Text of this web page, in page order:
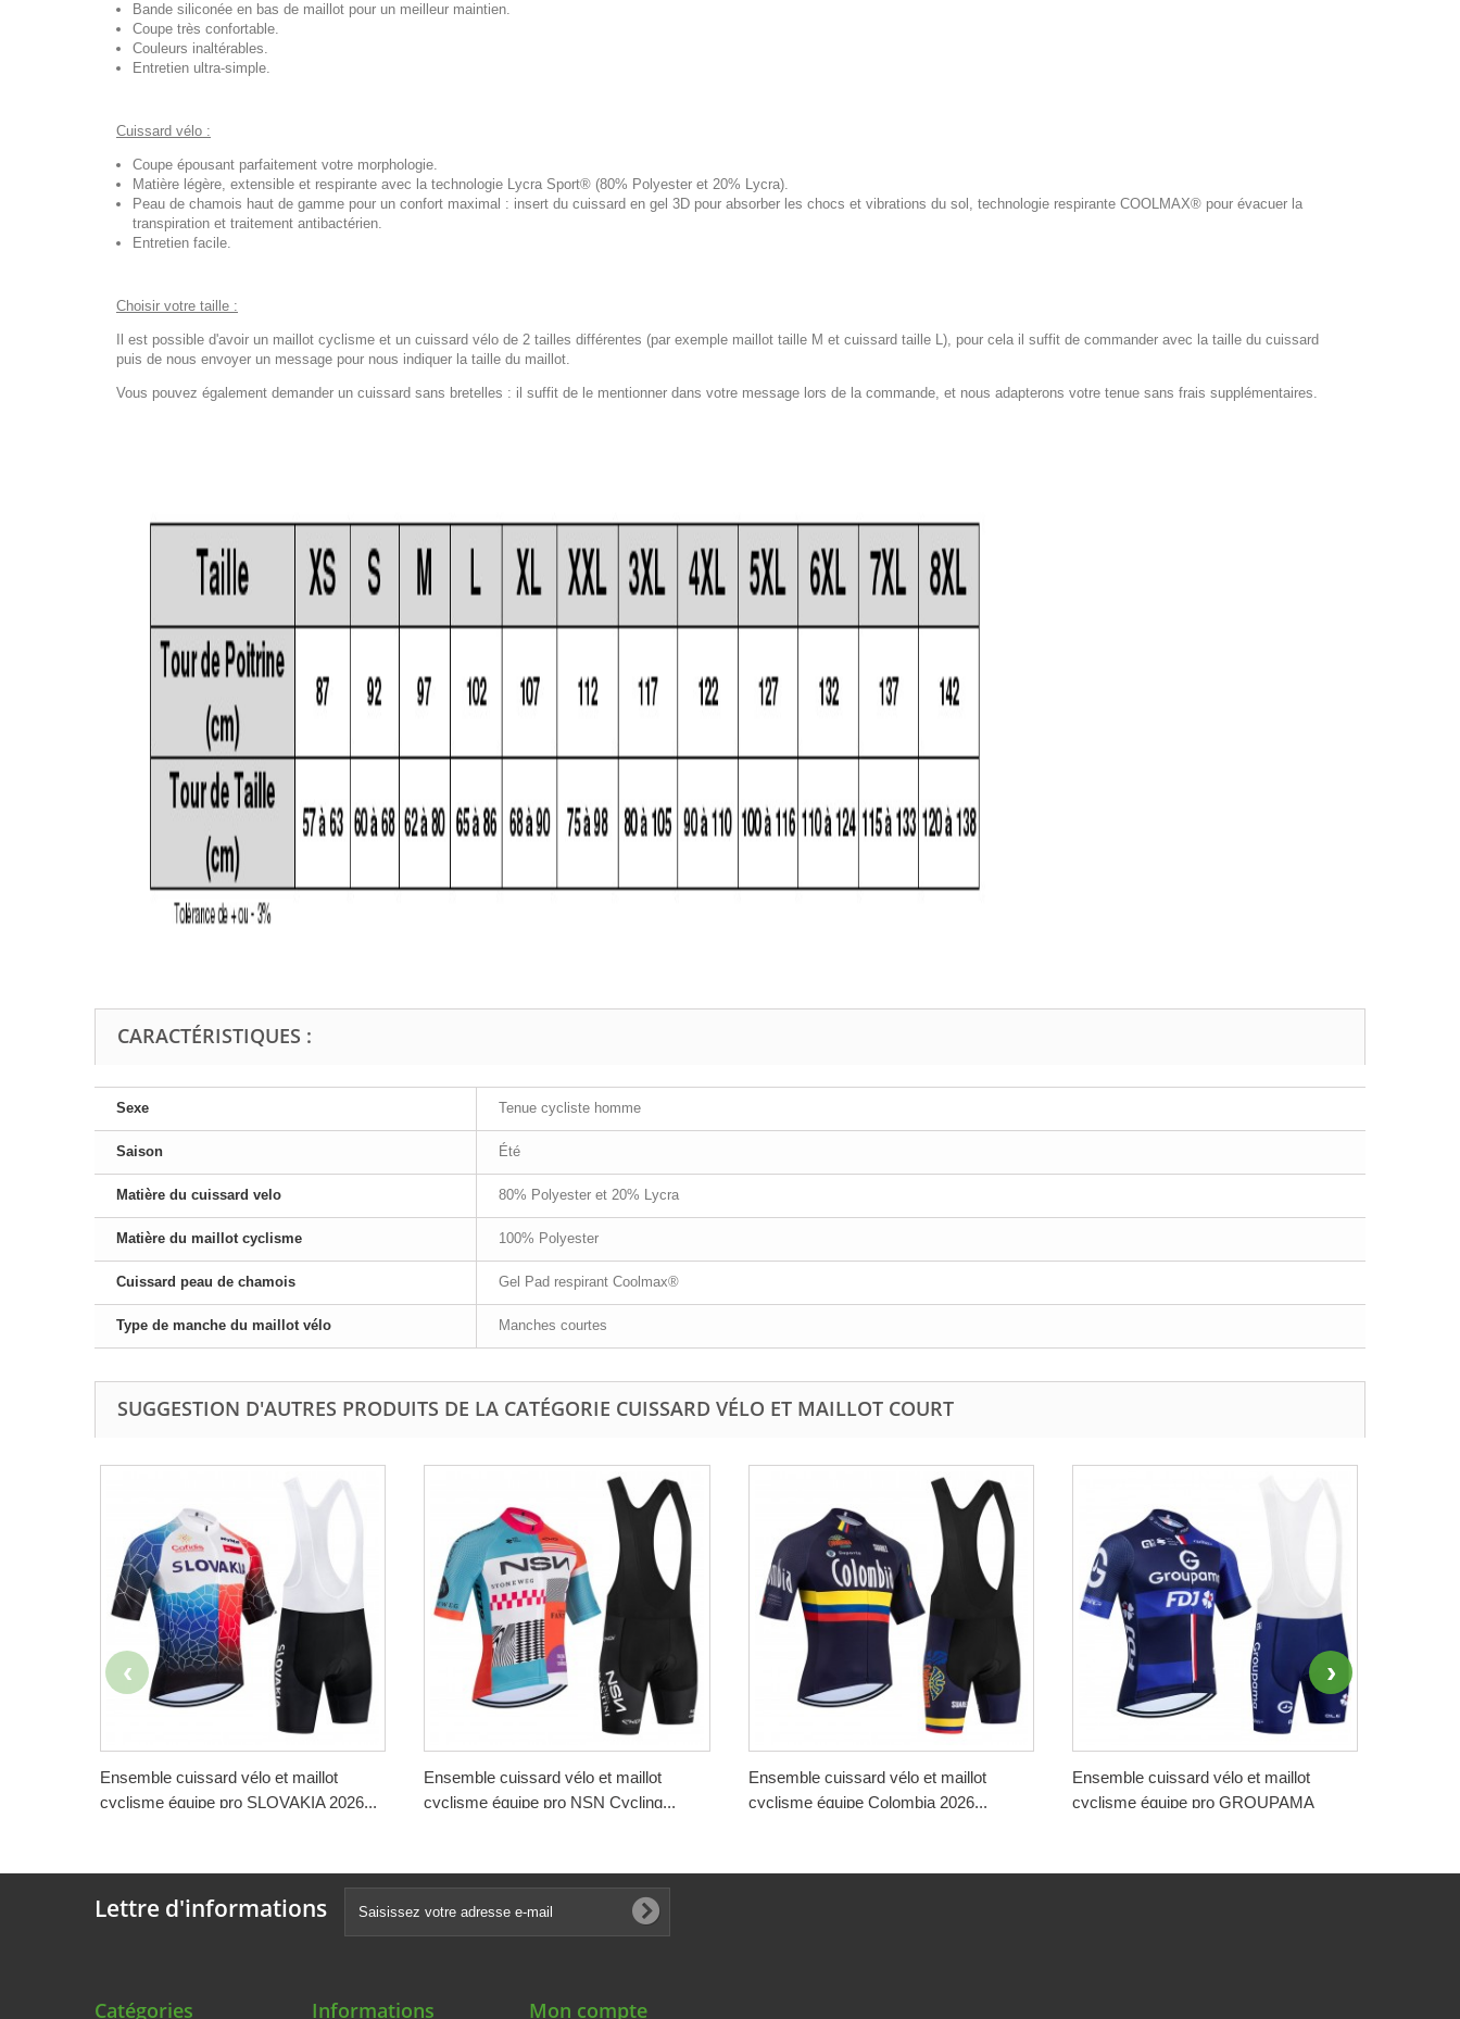
Bande siliconée en bas de maillot pour un meilleur maintien.
Coupe très confortable.
Couleurs inaltérables.
Entretien ultra-simple.
Cuissard vélo :
Coupe épousant parfaitement votre morphologie.
Matière légère, extensible et respirante avec la technologie Lycra Sport® (80% Polyester et 20% Lycra).
Peau de chamois haut de gamme pour un confort maximal : insert du cuissard en gel 3D pour absorber les chocs et vibrations du sol, technologie respirante COOLMAX® pour évacuer la
transpiration et traitement antibactérien.
Entretien facile.
Choisir votre taille :
Il est possible d'avoir un maillot cyclisme et un cuissard vélo de 2 tailles différentes (par exemple maillot taille M et cuissard taille L), pour cela il suffit de commander avec la taille du cuissard
puis de nous envoyer un message pour nous indiquer la taille du maillot.
Vous pouvez également demander un cuissard sans bretelles : il suffit de le mentionner dans votre message lors de la commande, et nous adapterons votre tenue sans frais supplémentaires.
CARACTÉRISTIQUES :
Sexe Tenue cycliste homme
Saison Été
Matière du cuissard velo 80% Polyester et 20% Lycra
Matière du maillot cyclisme 100% Polyester
Cuissard peau de chamois Gel Pad respirant Coolmax®
Type de manche du maillot vélo Manches courtes
SUGGESTION D'AUTRES PRODUITS DE LA CATÉGORIE CUISSARD VÉLO ET MAILLOT COURT
Ensemble cuissard vélo et maillot
cyclisme équipe pro SLOVAKIA 2026...
Ensemble cuissard vélo et maillot
cyclisme équipe pro NSN Cycling...
Ensemble cuissard vélo et maillot
cyclisme équipe Colombia 2026...
Ensemble cuissard vélo et maillot
cyclisme équipe pro GROUPAMA
Lettre d'informations
Catégories Informations Mon compte